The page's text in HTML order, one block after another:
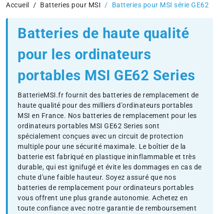
Accueil Batteries pour MSI Batteries pour MSI série GE62
Batteries de haute qualité
pour les ordinateurs
portables MSI GE62 Series
BatterieMSI.fr fournit des batteries de remplacement de
haute qualité pour des milliers d'ordinateurs portables
MSI en France. Nos batteries de remplacement pour les
ordinateurs portables MSI GE62 Series sont
spécialement conçues avec un circuit de protection
multiple pour une sécurité maximale. Le boîtier de la
batterie est fabriqué en plastique ininflammable et très
durable, qui est ignifugé et évite les dommages en cas de
chute d'une faible hauteur. Soyez assuré que nos
batteries de remplacement pour ordinateurs portables
vous offrent une plus grande autonomie. Achetez en
toute confiance avec notre garantie de remboursement